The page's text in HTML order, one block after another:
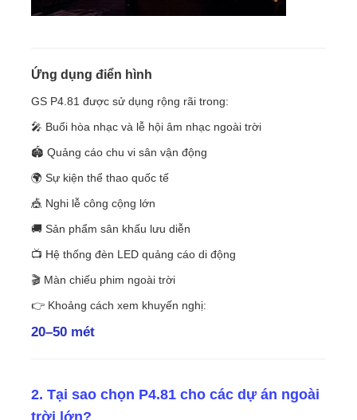
Ứng dụng điển hình
GS P4.81 được sử dụng rộng rãi trong:
🎤 Buổi hòa nhạc và lễ hội âm nhạc ngoài trời
🏟 Quảng cáo chu vi sân vận động
🌍 Sự kiện thể thao quốc tế
🎪 Nghi lễ công cộng lớn
🚚 Sản phẩm sân khấu lưu diễn
📺 Hệ thống đèn LED quảng cáo di động
🎬 Màn chiếu phim ngoài trời
👉 Khoảng cách xem khuyến nghị:
20–50 mét
2. Tại sao chọn P4.81 cho các dự án ngoài